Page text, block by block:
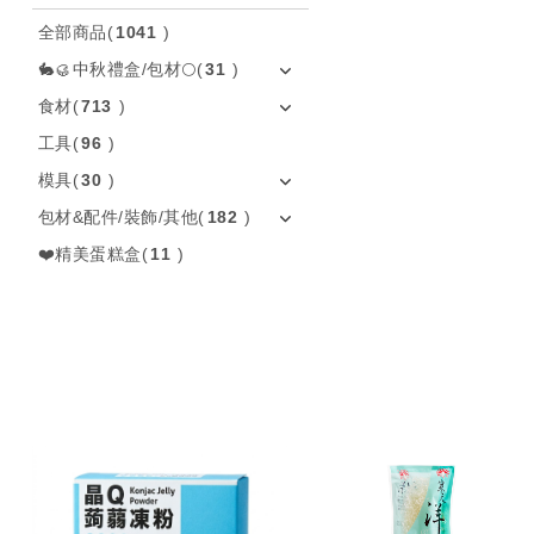
全部商品(1041 )
🐇🥮中秋禮盒/包材🌕(31 )
食材(713 )
工具(96 )
模具(30 )
包材&配件/裝飾/其他( 182 )
❤️精美蛋糕盒(11 )